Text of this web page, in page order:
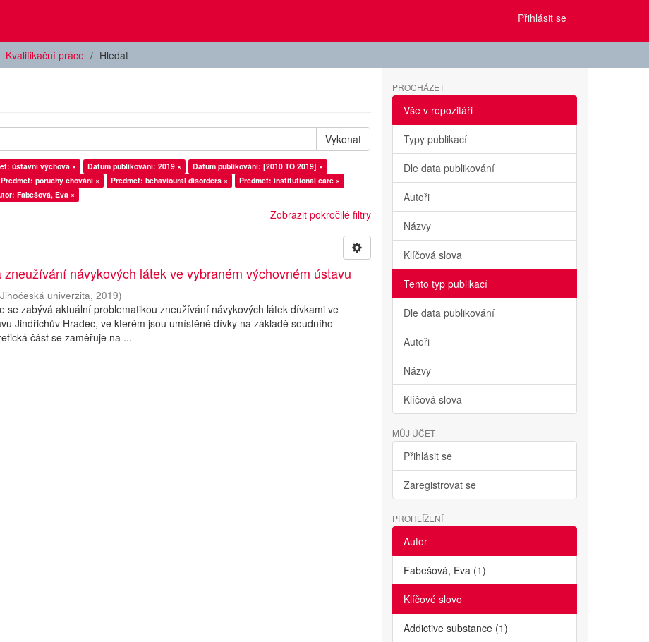
Přihlásit se
Kvalifikační práce Hledat
Vykonat
ústavní výchova × Datum publikování: 2019 ×
Datum publikování: [2010 TO 2019] ×
Předmět: poruchy chování × Předmět: behavioural disorders ×
Předmět: institutional care ×
Fabešová, Eva ×
Zobrazit pokročilé filtry
zneužívání návykových látek ve vybraném výchovném ústavu
Jihočeská univerzita,2019)
se zabývá aktuální problematikou zneužívání návykových látek dívkami ve
Jindřichův Hradec, ve kterém jsou umístěné dívky na základě soudního
část se zaměřuje na ...
PROCHÁZET
Vše v repozitáři
Typy publikací
Dle data publikování
Autoři
Názvy
Klíčová slova
Tento typ publikací
Dle data publikování
Autoři
Názvy
Klíčová slova
MŮJ ÚČET
Přihlásit se
Zaregistrovat se
PROHLÍŽENÍ
Autor
Fabešová, Eva (1)
Klíčové slovo
Addictive substance (1)